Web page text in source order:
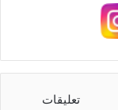
تعليقات